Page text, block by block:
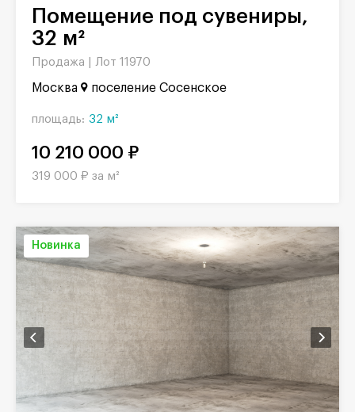
Помещение под сувениры,
32 м²
Продажа | Лот 11970
Москва поселение Сосенское
площадь: 32 м²
10 210 000 ₽
319 000 ₽ за м²
Новинка